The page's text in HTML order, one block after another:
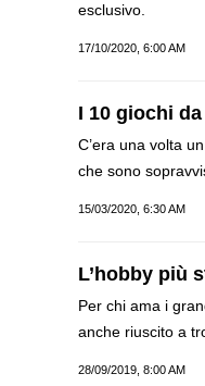
esclusivo.
17/10/2020, 6:00 AM
I 10 giochi
C’era una volta
che sono
15/03/2020, 6:30 AM
L’hobby più
Per chi ama i
anche riuscito a
28/09/2019, 8:00 AM